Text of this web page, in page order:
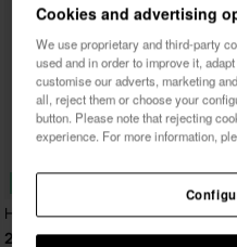
Havaianas Aqua Jelly
29,99 €
Mujer
Cookies and advertising
We use proprietary and third-party
used and in order to improve it,
customise our adverts, marketing
all, reject them or choose your
button. Please note that rejecting
experience. For more information,